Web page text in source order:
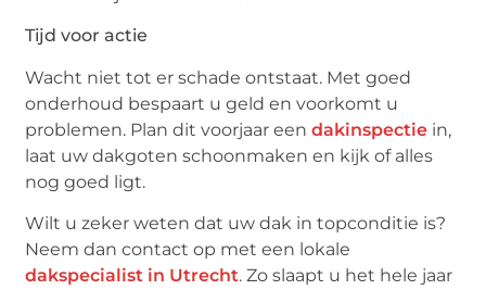
Tijd voor actie
Wacht niet tot er schade ontstaat. Met goed
onderhoud bespaart u geld en voorkomt u
problemen. Plan dit voorjaar eendakinspectie in,
laat uw dakgoten schoonmaken en kijk of alles
nog goed ligt.
Wilt u zeker weten dat uw dak in topconditie is?
Neem dan contact op met een lokale
dakspecialist in Utrecht. Zo slaapt u het hele jaar